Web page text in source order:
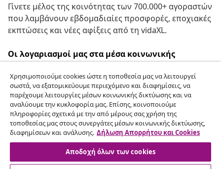
Γίνετε μέλος της κοινότητας των 700.000+ αγοραστών
που λαμβάνουν εβδομαδιαίες προσφορές, εποχιακές
εκπτώσεις και νέες αφίξεις από τη vidaXL.
Οι λογαριασμοί μας στα μέσα κοινωνικής
Υπαναχώρηση από τη σύμβαση
Υποβάλετε αίτημα υπαναχώρησης για την
παραγγελία σας.
Υπαναχώρηση από τη σύμβαση
Χρησιμοποιούμε cookies ώστε η τοποθεσία μας να λειτουργεί
σωστά, να εξατομικεύουμε περιεχόμενο και διαφημίσεις, να
παρέχουμε λειτουργίες μέσων κοινωνικής δικτύωσης και να
αναλύουμε την κυκλοφορία μας. Επίσης, κοινοποιούμε
πληροφορίες σχετικά με την από μέρους σας χρήση της
τοποθεσίας μας στους συνεργάτες μέσων κοινωνικής δικτύωσης,
διαφημίσεων και ανάλυσης. Δήλωση Απορρήτου και Cookies
Αποδοχή όλων των cookies